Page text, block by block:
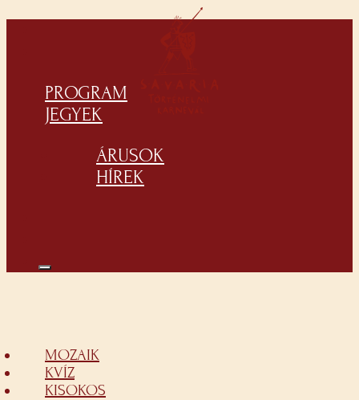
PROGRAM
JEGYEK
ÁRUSOK
HÍREK
MOZAIK
KVÍZ
KISOKOS